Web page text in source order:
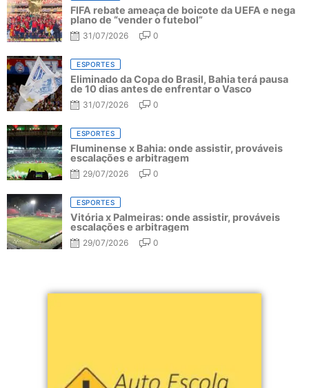
FIFA rebate ameaça de boicote da UEFA e nega
plano de “vender o futebol”
31/07/2026 0
ESPORTES
Eliminado da Copa do Brasil, Bahia terá pausa
de 10 dias antes de enfrentar o Vasco
31/07/2026 0
ESPORTES
Fluminense x Bahia: onde assistir, prováveis
escalações e arbitragem
29/07/2026 0
ESPORTES
Vitória x Palmeiras: onde assistir, prováveis
escalações e arbitragem
29/07/2026 0